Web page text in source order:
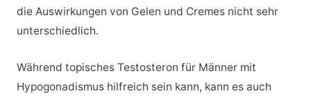
die Auswirkungen von Gelen und Cremes nicht sehr
unterschiedlich.
Während topisches Testosteron für Männer mit
Hypogonadismus hilfreich sein kann, kann es auch